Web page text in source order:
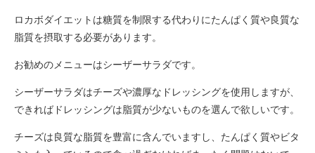
ロカボダイエットは糖質を制限する代わりにたんぱく質や良質な
脂質を摂取する必要があります。
お勧めのメニューはシーザーサラダです。
シーザーサラダはチーズや濃厚なドレッシングを使用しますが、
できればドレッシングは脂質が少ないものを選んで欲しいです。
チーズは良質な脂質を豊富に含んでいますし、たんぱく質やビタ